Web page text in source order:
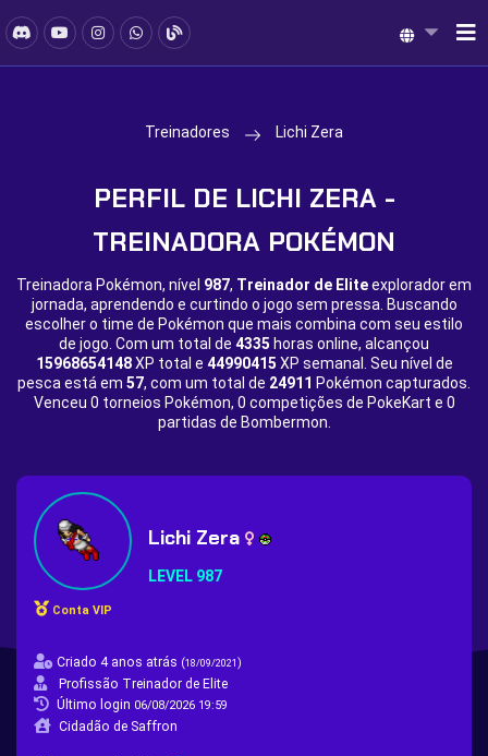
Treinadores Lichi Zera
PERFIL DE LICHI ZERA -
TREINADORA POKÉMON
Treinadora Pokémon, nível 987, Treinador de Eliteexplorador em
jornada, aprendendo e curtindo o jogo sem pressa. Buscando
escolher o time de Pokémon que mais combina com seu estilo
de jogo. Com um total de 4335 horas online, alcançou
15968654148XP total e 44990415 XP semanal. Seu nível de
pesca está em 57, com um total de 24911 Pokémon capturados.
Venceu 0 torneios Pokémon, 0 competições de PokeKart e 0
partidas de Bombermon.
Conta VIP
Lichi Zera
LEVEL 987
Criado 4 anos atrás (18/09/2021)
Profissão Treinador de Elite
Último login 06/08/2026 19:59
Cidadão de Saffron